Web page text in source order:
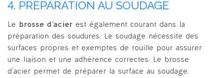
4. PRÉPARATION AU SOUDAGE
Le brosse d’acier est également courant dans la
préparation des soudures. Le soudage nécessite des
surfaces propres et exemptes de rouille pour assurer
une liaison et une adhérence correctes. Le brosse
d’acier permet de préparer la surface au soudage.